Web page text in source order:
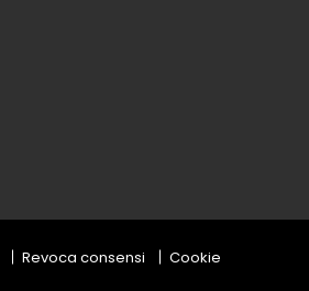
Revoca consensi Cookie